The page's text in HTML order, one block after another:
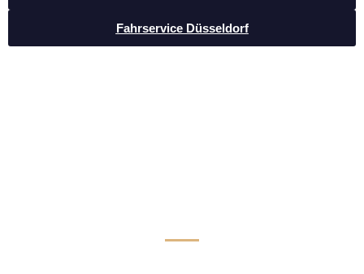
Fahrservice Düsseldorf